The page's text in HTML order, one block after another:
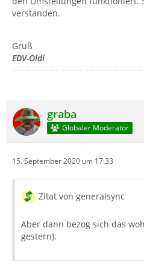
verstanden.
Gruß
EDV-Oldi
graba
Globaler Moderator
15. September 2020 um 17:33
Zitat von generalsync
Aber dann bezog sich das
gestern).